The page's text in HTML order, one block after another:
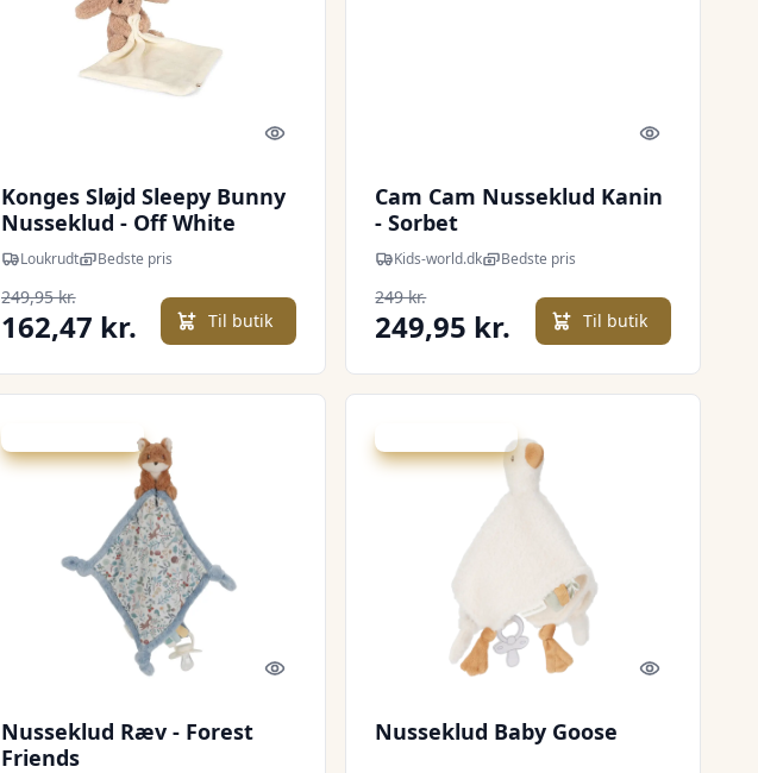
Quick look
Konges Sløjd Sleepy Bunny
Nusseklud - Off White
Loukrudt Bedste pris
249,95 kr.
162,47 kr. Til butik
Quick look
Cam Cam Nusseklud Kanin
- Sorbet
Kids-world.dk Bedste pris
249 kr.
249,95 kr. Til butik
Quick look
Nusseklud Ræv - Forest
Friends
Quick look
Nusseklud Baby Goose